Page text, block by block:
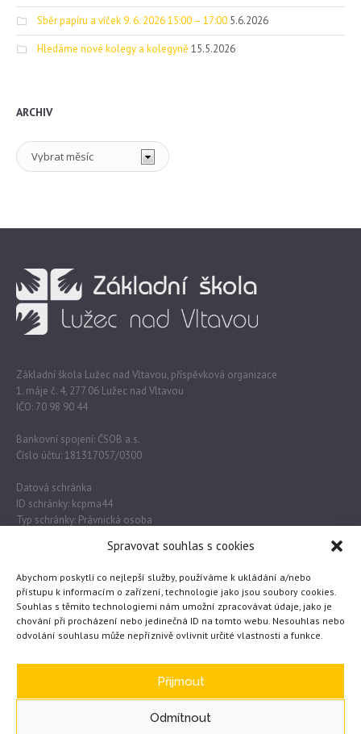
Spravovat souhlas s cookies
Abychom poskytli co nejlepší služby, používáme k ukládání a/nebo
přístupu k informacím o zařízení, technologie jako jsou soubory cookies.
Souhlas s těmito technologiemi nám umožní zpracovávat údaje, jako je
chování při procházení nebo jedinečná ID na tomto webu. Nesouhlas nebo
odvolání souhlasu může nepříznivě ovlivnit určité vlastnosti a funkce.
Přijmout
Odmítnout
Sběr papíru a víček 9. 6. 2026 15:00 – 17:00 5.6.2026
Hledáme nové kolegy a kolegyně 15.5.2026
ARCHIV
Archiv
Základní škola Lužec nad Vltavou, příspěvková organizace
1. máje č. 4, 277 06 Lužec nad Vltavou
IČO: 70 98 90 44
Bankovní spojení: ČSOB a.s.
Číslo účtu: 181317057/0300
Datová schránka
ID schránky: kcpma44
Typ schránky: Právnická osoba
Obec Lužec nad Vltavou
MŠMT